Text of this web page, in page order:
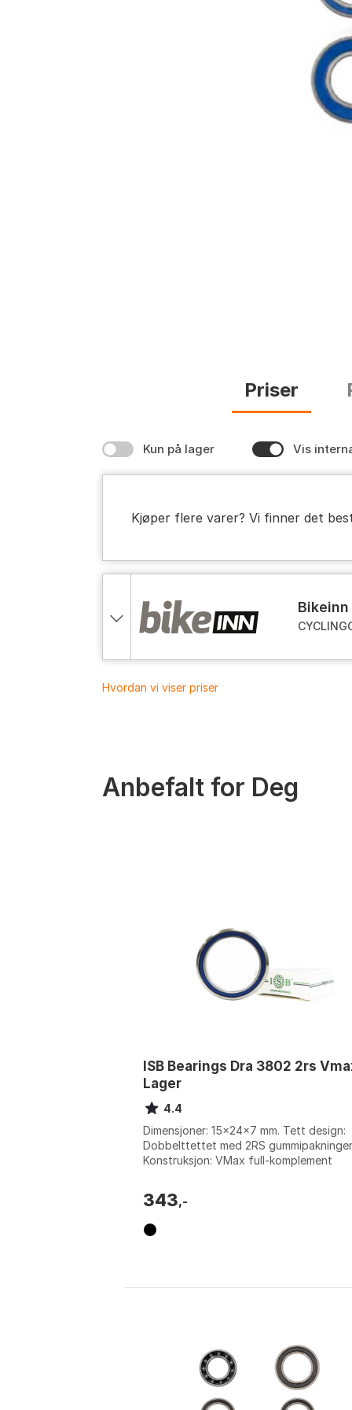
Priser
Kun på lager Vis
Kjøper flere varer? Vi finner det
bikeinn
Hvordan vi viser priser
Anbefalt for Deg
ISB Bearings Dra 3802 2rs
Lager
4.4
Dimensjoner: 15x24x7 mm. Tett design:
Dobbelttettet med 2RS
Konstruksjon: VMax full-komplement
343,-